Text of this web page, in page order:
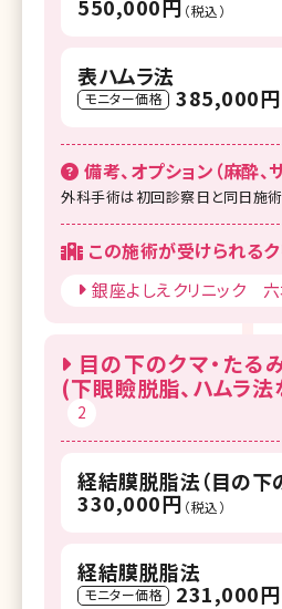
550,000円 （税込）
表ハムラ法
モニター価格 385,000円
備考、オプション（麻酔、
外科手術は初回診察日と同日施
この施術が受けられる
銀座よしえクリニック
目の下のクマ・たる
(下眼瞼脱脂、ハムラ法
2
経結膜脱脂法（目の下
330,000円 （税込）
経結膜脱脂法
モニター価格 231,000円